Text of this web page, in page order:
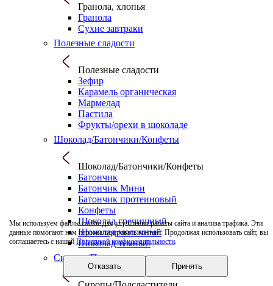
Мы используем файлы cookie для улучшения работы сайта и анализа трафика. Эти
данные помогают нам персонализировать контент. Продолжая использовать сайт, вы
соглашаетесь с нашей Политикой конфиденциальности.
Отказать Принять
Гранола, хлопья
Гранола
Сухие завтраки
Полезные сладости
Полезные сладости
Зефир
Карамель органическая
Мармелад
Пастила
Фрукты/орехи в шоколаде
Шоколад/Батончики/Конфеты
Шоколад/Батончики/Конфеты
Батончик
Батончик Мини
Батончик протеиновый
Конфеты
Шоколад гречишный
Шоколад молочный
Шоколад темный
Сиропы/Подсластители